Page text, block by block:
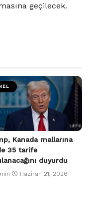
geçilecek.
Kanada mallarına
35 tarife
duyurdu
Haziran 21, 2026